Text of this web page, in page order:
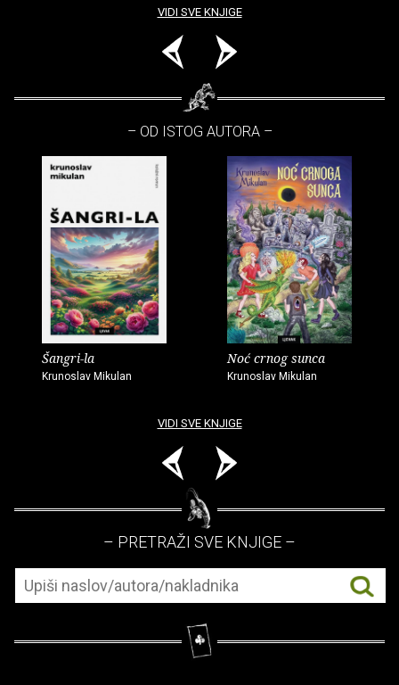
VIDI SVE KNJIGE
– OD ISTOG AUTORA –
Šangri-la
Krunoslav Mikulan
Noć crnog sunca
Krunoslav Mikulan
VIDI SVE KNJIGE
– PRETRAŽI SVE KNJIGE –